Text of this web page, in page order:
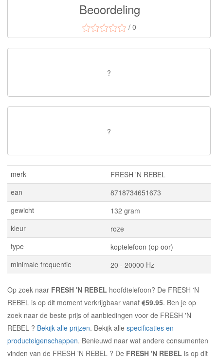
Beoordeling
/ 0
?
?
merk
FRESH 'N REBEL
ean
8718734651673
gewicht
132 gram
kleur
roze
type
koptelefoon (op oor)
minimale frequentie
20 - 20000 Hz
Op zoek naar FRESH 'N REBEL hoofdtelefoon? De FRESH 'N
REBEL is op dit moment verkrijgbaar vanaf €59.95. Ben je op
zoek naar de beste prijs of aanbiedingen voor de FRESH 'N
REBEL ? Bekijk alle prijzen. Bekijk alle specificaties en
producteigenschappen. Benieuwd naar wat andere consumenten
vinden van de FRESH 'N REBEL ? De FRESH 'N REBEL is op dit